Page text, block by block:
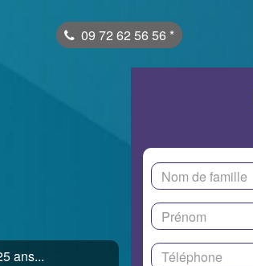
09 72 62 56 56 *
ans...